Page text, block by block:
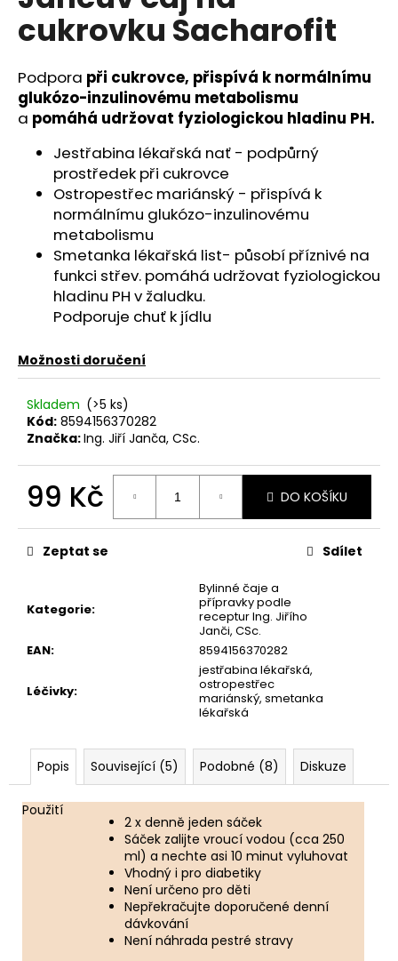
z
hvězdiček.
cukrovku Sacharofit
Podpora při cukrovce, přispívá k normálnímu
glukózo-inzulinovému metabolismu
a pomáhá udržovat fyziologickou hladinu PH.
Jestřabina lékařská nať - podpůrný
prostředek při cukrovce
Ostropestřec mariánský - přispívá k
normálnímu glukózo-inzulinovému
metabolismu
Smetanka lékařská list- působí příznivé na
funkci střev. pomáhá udržovat fyziologickou
hladinu PH v žaludku.
Podporuje chuť k jídlu
Možnosti doručení
Skladem (>5 ks)
Kód: 8594156370282
Značka:Ing. Jiří Janča, CSc.
99 Kč DO KOŠÍKU
Kategorie:
Bylinné čaje a
přípravky podle
receptur Ing. Jiřího
Janči, CSc.
EAN: 8594156370282
Léčivky:
jestřabina lékařská,
ostropestřec
mariánský, smetanka
lékařská
Zeptat se Sdílet
Popis Související (5) Podobné (8) Diskuze
Použití
2 x denně jeden sáček
Sáček zalijte vroucí vodou (cca 250
ml) a nechte asi 10 minut vyluhovat
Vhodný i pro diabetiky
Není určeno pro děti
Nepřekračujte doporučené denní
dávkování
Není náhrada pestré stravy
a
j
í
t
?
HLEDAT
r
u
č
u
e
m
JANČOVY
TABLETY
ALERGICKÝCH
349